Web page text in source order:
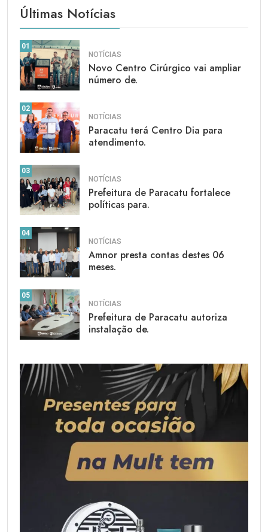
Últimas Notícias
01
NOTÍCIAS
Novo Centro Cirúrgico vai ampliar
número de.
02
NOTÍCIAS
Paracatu terá Centro Dia para
atendimento.
03
NOTÍCIAS
Prefeitura de Paracatu fortalece
políticas para.
04
NOTÍCIAS
Amnor presta contas destes 06
meses.
05
NOTÍCIAS
Prefeitura de Paracatu autoriza
instalação de.